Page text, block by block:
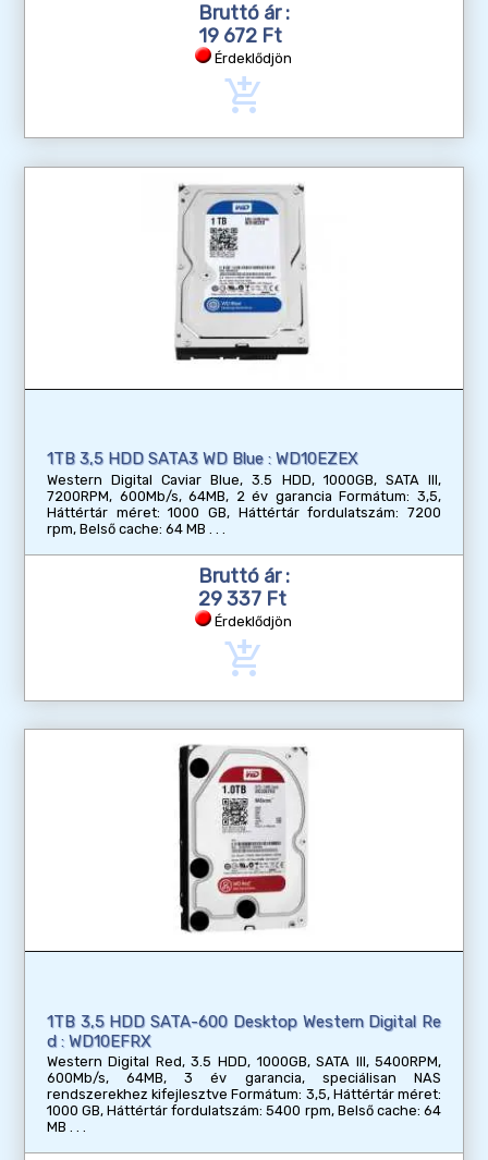
Bruttó ár :
19 672 Ft
Érdeklődjön
add_shopping_cart
1TB 3,5 HDD SATA3 WD Blue : WD10EZEX
Western Digital Caviar Blue, 3.5 HDD, 1000GB, SATA III,
7200RPM, 600Mb/s, 64MB, 2 év garancia Formátum: 3,5,
Háttértár méret: 1000 GB, Háttértár fordulatszám: 7200
rpm, Belső cache: 64 MB
Bruttó ár :
29 337 Ft
Érdeklődjön
add_shopping_cart
1TB 3,5 HDD SATA-600 Desktop Western Digital Re
d : WD10EFRX
Western Digital Red, 3.5 HDD, 1000GB, SATA III, 5400RPM,
600Mb/s, 64MB, 3 év garancia, speciálisan NAS
rendszerekhez kifejlesztve Formátum: 3,5, Háttértár méret:
1000 GB, Háttértár fordulatszám: 5400 rpm, Belső cache: 64
MB